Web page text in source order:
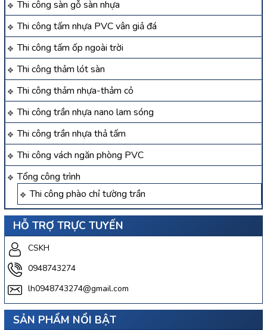
Thi công sàn gỗ sàn nhựa
Thi công tấm nhựa PVC vân giả đá
Thi công tấm ốp ngoài trời
Thi công thảm lót sàn
Thi công thảm nhựa-thảm cỏ
Thi công trần nhựa nano lam sóng
Thi công trần nhựa thả tấm
Thi công vách ngăn phòng PVC
Tổng công trình
Thi công phào chỉ tường trần
HỖ TRỢ TRỰC TUYẾN
CSKH
0948743274
lh0948743274@gmail.com
SẢN PHẨM NỔI BẬT